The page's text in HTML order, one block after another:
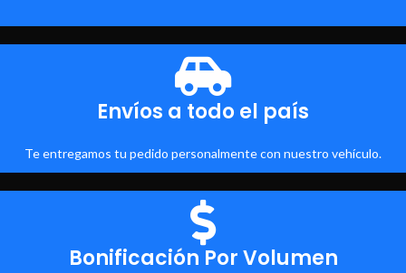
Envíos a todo el país
Te entregamos tu pedido personalmente con nuestro vehículo.
Bonificación Por Volumen